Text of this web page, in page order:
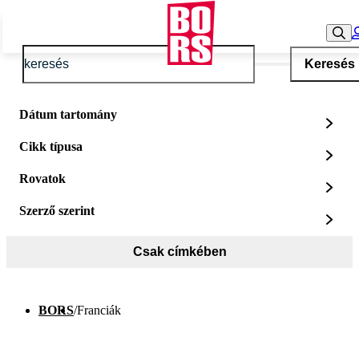
Keresés
Dátum tartomány
Cikk típusa
Rovatok
Szerző szerint
Csak címkében
BORS/Franciák